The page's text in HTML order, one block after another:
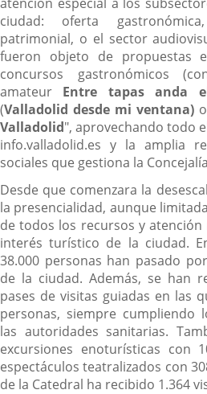
ciudad: oferta
patrimonial, o el sector
fueron objeto de propuestas
concursos gastronómicos
amateur Entre tapas anda
(Valladolid desde mi ventana)
Valladolid", aprovechando todo
info.valladolid.es y la amplia
sociales que gestiona la
Desde que comenzara la
la presencialidad, aunque
de todos los recursos y
interés turístico de la ciudad.
38.000 personas han pasado
de la ciudad. Además, se han
pases de visitas guiadas en las
personas, siempre cumpliendo
las autoridades sanitarias.
excursiones enoturísticas con
espectáculos teatralizados con
de la Catedral ha recibido 1.364